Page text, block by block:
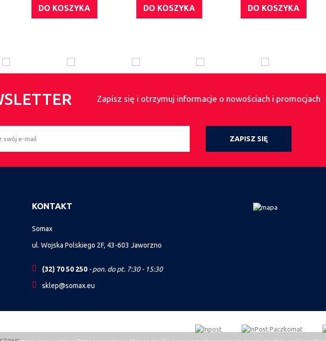
DO KOSZYKA DO KOSZYKA DO KOSZYKA
Zapisz się i otrzymuj informacje o nowościach i promocjach
ZAPISZ SIĘ
KONTAKT
Somax
ul. Wojska Polskiego 2F, 43-603 Jaworzno
(32) 70 50 250 - pon. do pt. 7:30 - 15:30
sklep@somax.eu